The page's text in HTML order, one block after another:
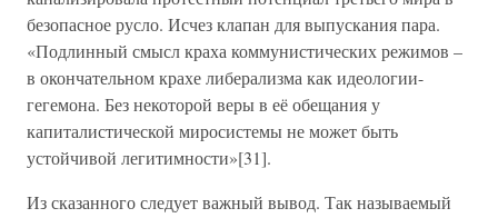
безопасное русло. Исчез клапан для выпускания пара.
«Подлинный смысл краха коммунистических режимов –
в окончательном крахе либерализма как идеологии-
гегемона. Без некоторой веры в её обещания у
капиталистической миросистемы не может быть
устойчивой легитимности»[31].
Из сказанного следует важный вывод. Так называемый